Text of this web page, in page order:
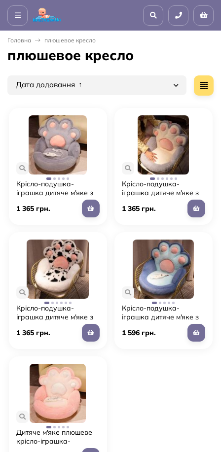
Головна плюшевое кресло
плюшевое кресло
Дата додавання
Крісло-подушка-
іграшка дитяче м'яке з
підігрівом "Тапа Лапка"
для дівчинки та
1 365 грн.
Крісло-подушка-
іграшка дитяче м'яке з
підігрівом "Тапа Лапка"
для дівчинки та
1 365 грн.
Крісло-подушка-
іграшка дитяче м'яке з
підігрівом "Тапа Лапка"
для дівчинки та
1 365 грн.
Крісло-подушка-
іграшка дитяче м'яке з
підігрівом "Тапа Лапка"
для дівчинки та
1 596 грн.
Дитяче м'яке плюшеве
крісло-іграшка-